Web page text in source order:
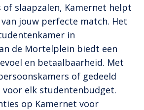
of slaapzalen, Kamernet helpt
jouw perfecte match. Het
in
de Mortelplein biedt een
en betaalbaarheid. Met
of gedeeld
voor elk studentenbudget.
op Kamernet voor